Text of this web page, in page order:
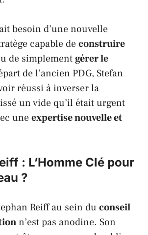
besoin d’une nouvelle
capable deconstruire
de simplementgérer le
de l’ancien PDG, Stefan
réussi à inverser la
un vide qu’il était urgent
uneexpertise nouvelle et
: L’Homme Clé pour
?
Reiffau sein du conseil
n’est pas anodine. Son